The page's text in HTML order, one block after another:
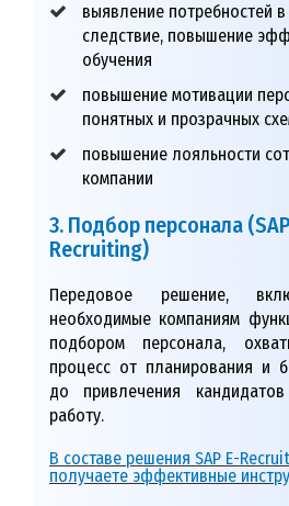
выявление потребностей в
следствие, повышение
обучения
повышение мотивации
понятных и прозрачных
повышение лояльности
компании
3. Подбор персонала
Recruiting)
Передовое решение,
необходимые компаниям
подбором персонала,
процесс от планирования и
до привлечения
работу.
В составе решения SAP E-
получаете эффективные